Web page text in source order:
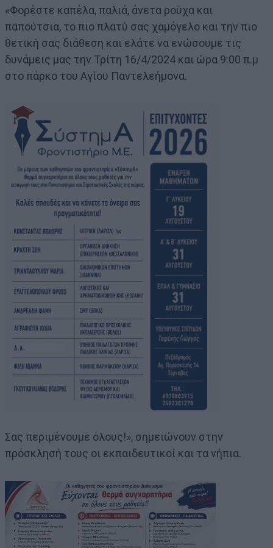
«Φορέστε καπέλα, παλιά, άνετα ρούχα και
παπούτσια, το πιο πλατύ σας χαμόγελο και την πιο
θετική σας διάθεση και ελάτε να ενώσουμε τις
δυνάμεις μας την Τρίτη 16/4/2024 και ώρα 9:00 π.μ
στο πάρκο του Αγίου Παντελεήμονα.
Σας περιμένουμε όλους!», σημειώνουν στην
πρόσκλησή τους οι εκπαιδευτικοί και τα νήπια.